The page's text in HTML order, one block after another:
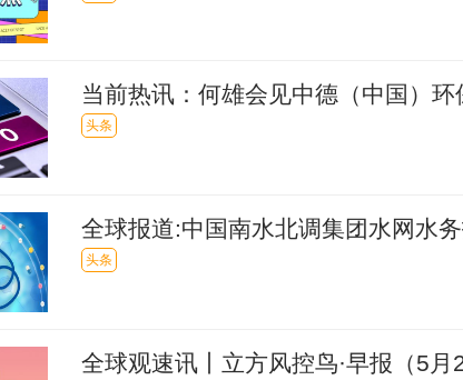
当前热讯：何雄会见中德（中国）环
头条
全球报道:中国南水北调集团水网水
水务集团签署战略合作协议
头条
全球观速讯丨立方风控鸟·早报（5月